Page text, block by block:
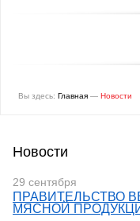
Вы здесь: Главная — Новости
Новости
29 сентября
​ПРАВИТЕЛЬСТВО
МЯСНОЙ